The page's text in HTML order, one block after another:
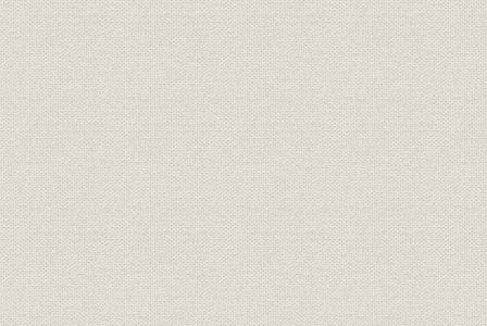
海外事業;人事
国際関連人員数推移(年月日現在
外国部関係人員)
1973年(昭
年(昭和60
投資 出資関係 1973年(昭
投資;海外事業 国際関係投資額 1973年(昭